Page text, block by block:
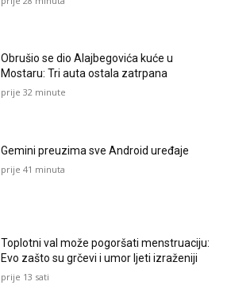
Obrušio se dio Alajbegovića kuće u
Mostaru: Tri auta ostala zatrpana
prije 32 minute
Gemini preuzima sve Android uređaje
prije 41 minuta
Toplotni val može pogoršati menstruaciju:
Evo zašto su grčevi i umor ljeti izraženiji
prije 13 sati